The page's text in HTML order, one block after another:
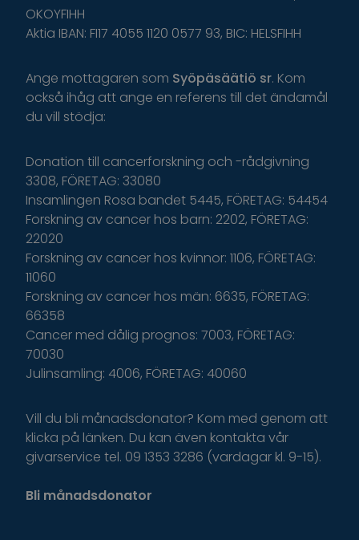
OKOYFIHH
Aktia IBAN: FI17 4055 1120 0577 93, BIC: HELSFIHH
Ange mottagaren som Syöpäsäätiö sr. Kom
också ihåg att ange en referens till det ändamål
du vill stödja:
Donation till cancerforskning och -rådgivning
3308, FÖRETAG: 33080
Insamlingen Rosa bandet 5445, FÖRETAG: 54454
Forskning av cancer hos barn: 2202, FÖRETAG:
22020
Forskning av cancer hos kvinnor: 1106, FÖRETAG:
11060
Forskning av cancer hos män: 6635, FÖRETAG:
66358
Cancer med dålig prognos: 7003, FÖRETAG:
70030
Julinsamling: 4006, FÖRETAG: 40060
Vill du bli månadsdonator? Kom med genom att
klicka på länken. Du kan även kontakta vår
givarservice tel. 09 1353 3286 (vardagar kl. 9-15).
Bli månadsdonator